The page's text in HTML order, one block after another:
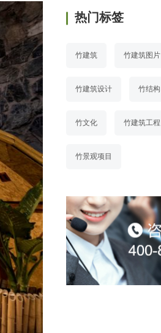
热门标签
竹建筑 竹建筑图片
竹建筑设计 竹结构
竹文化 竹建筑工程
竹景观项目